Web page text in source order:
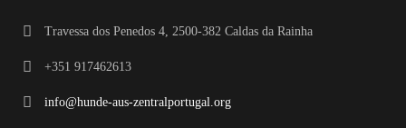
Travessa dos Penedos 4, 2500-382 Caldas da Rainha
+351 917462613
info@hunde-aus-zentralportugal.org